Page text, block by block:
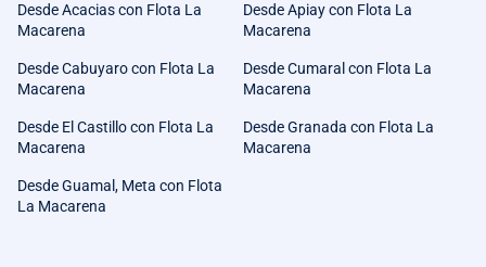
Desde Acacias con Flota La
Macarena
Desde Apiay con Flota La
Macarena
Desde Cabuyaro con Flota La
Macarena
Desde Cumaral con Flota La
Macarena
Desde El Castillo con Flota La
Macarena
Desde Granada con Flota La
Macarena
Desde Guamal, Meta con Flota
La Macarena